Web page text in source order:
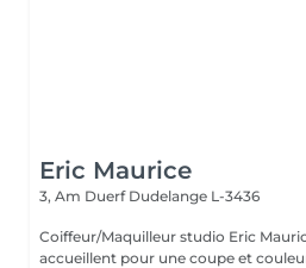
Eric Maurice
3, Am Duerf Dudelange L-3436
Coiffeur/Maquilleur studio Eric Maurice et son equipe vous
accueillent pour une coupe et